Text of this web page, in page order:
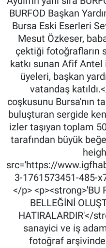
BURFOD Başkan
Bursa Eski Eserleri
Mesut Özkeser,
çektiği fotoğrafların
katkı sunan Afif
üyeleri, başkan
vatandaş
coşkusunu Bursa'nın
buluşturan sergide
izler taşıyan toplam
tarafından büyük
src='https://
3-1761573451-485-
</p> <p><strong>'BU
BELLEĞİNİ
HATIRALARDIR'</
sanayici ve iş
fotoğraf